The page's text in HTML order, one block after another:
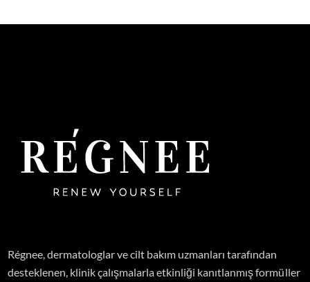
Régnee, dermatologlar ve cilt bakım uzmanları tarafından
desteklenen, klinik çalışmalarla etkinliği kanıtlanmış formüller